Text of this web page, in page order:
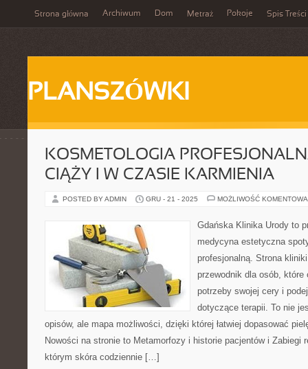
Strona główna Archiwum Dom Metraż Pokoje Spis Treści
PLANSZÓWKI
KOSMETOLOGIA
CIĄŻY I W CZASIE KARMIENIA
POSTED BY ADMIN GRU - 21 - 2025 MOŻLIWOŚĆ
Gdańska Klinika Urody to
medycyna estetyczna
profesjonalną. Strona
przewodnik dla osób,
potrzeby swojej cery i
dotyczące terapii. To nie
opisów, ale mapa możliwości, dzięki której łatwiej dopasować
Nowości na stronie to Metamorfozy i historie pacjentów i Zabiegi
którym skóra codziennie […]